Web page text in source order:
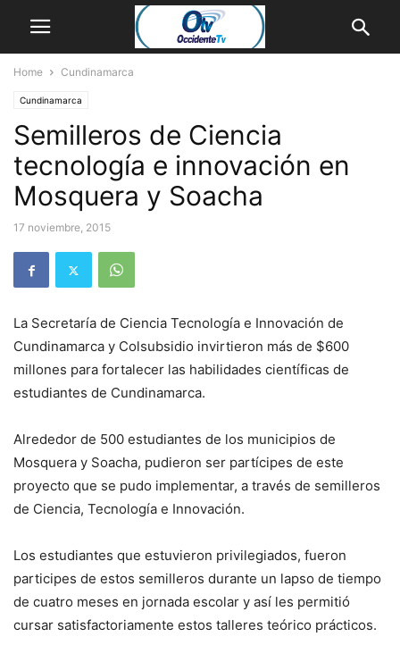
Home Cundinamarca
Cundinamarca
Semilleros de Ciencia
tecnología e innovación en
Mosquera y Soacha
17 noviembre, 2015
La Secretaría de Ciencia Tecnología e Innovación de
Cundinamarca y Colsubsidio invirtieron más de $600
millones para fortalecer las habilidades científicas de
estudiantes de Cundinamarca.
Alrededor de 500 estudiantes de los municipios de
Mosquera y Soacha, pudieron ser partícipes de este
proyecto que se pudo implementar, a través de semilleros
de Ciencia, Tecnología e Innovación.
Los estudiantes que estuvieron privilegiados, fueron
participes de estos semilleros durante un lapso de tiempo
de cuatro meses en jornada escolar y así les permitió
cursar satisfactoriamente estos talleres teórico prácticos.